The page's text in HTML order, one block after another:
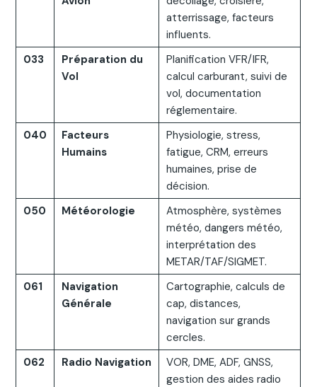
atterrissage, facteurs
influents.
033
Préparation du
Vol
Planification VFR/IFR,
calcul carburant, suivi de
vol, documentation
réglementaire.
040
Facteurs
Humains
Physiologie, stress,
fatigue, CRM, erreurs
humaines, prise de
décision.
050
Météorologie
Atmosphère, systèmes
météo, dangers météo,
interprétation des
METAR/TAF/SIGMET.
061
Navigation
Générale
Cartographie, calculs de
cap, distances,
navigation sur grands
cercles.
062
Radio Navigation
VOR, DME, ADF, GNSS,
gestion des aides radio